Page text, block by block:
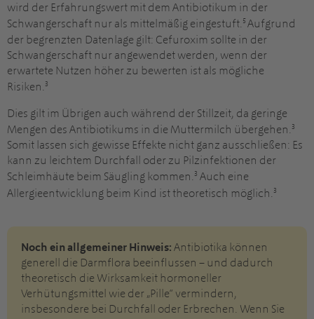
wird der Erfahrungswert mit dem Antibiotikum in der
Schwangerschaft nur als mittelmäßig eingestuft. 5 Aufgrund
der begrenzten Datenlage gilt: Cefuroxim sollte in der
Schwangerschaft nur angewendet werden, wenn der
erwartete Nutzen höher zu bewerten ist als mögliche
Risiken. 3
Dies gilt im Übrigen auch während der Stillzeit, da geringe
Mengen des Antibiotikums in die Muttermilch übergehen. 3
Somit lassen sich gewisse Effekte nicht ganz ausschließen: Es
kann zu leichtem Durchfall oder zu Pilzinfektionen der
Schleimhäute beim Säugling kommen. 3 Auch eine
Allergieentwicklung beim Kind ist theoretisch möglich. 3
Noch ein allgemeiner Hinweis: Antibiotika können
generell die Darmflora beeinflussen – und dadurch
theoretisch die Wirksamkeit hormoneller
Verhütungsmittel wie der „Pille“ vermindern,
insbesondere bei Durchfall oder Erbrechen. Wenn Sie